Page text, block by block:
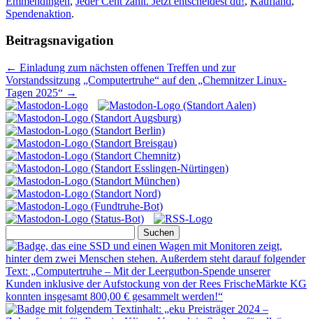
Spendenaktion.
Beitragsnavigation
← Einladung zum nächsten offenen Treffen und zur
Vorstandssitzung „Computertruhe“ auf den „Chemnitzer Linux-
Tagen 2025“ →
nach: